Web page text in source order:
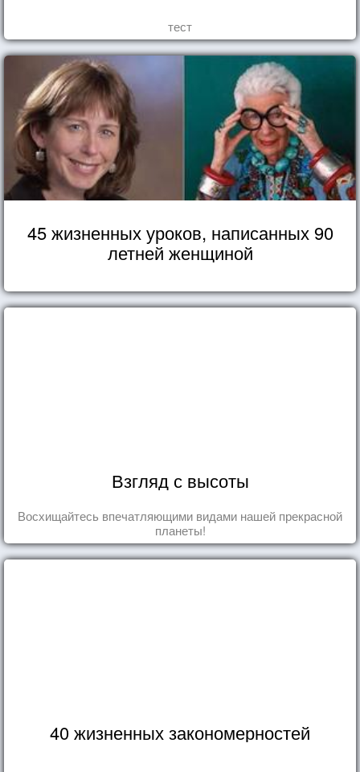
тест
45 жизненных уроков, написанных 90
летней женщиной
Взгляд с высоты
Восхищайтесь впечатляющими видами нашей прекрасной
планеты!
40 жизненных закономерностей